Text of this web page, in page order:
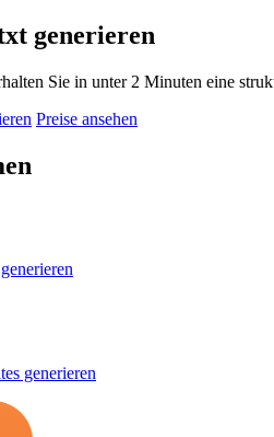
generieren
Sie in unter 2 Minuten eine
Preise ansehen
generieren